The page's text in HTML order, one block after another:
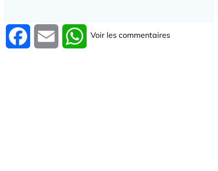
Facebook Email WhatsApp
Voir les commentaires